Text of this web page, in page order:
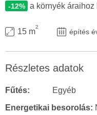
-12% a környék áraihoz
15 m
2
építés
Részletes adatok
Fűtés:
Egyéb
Energetikai besorolás: